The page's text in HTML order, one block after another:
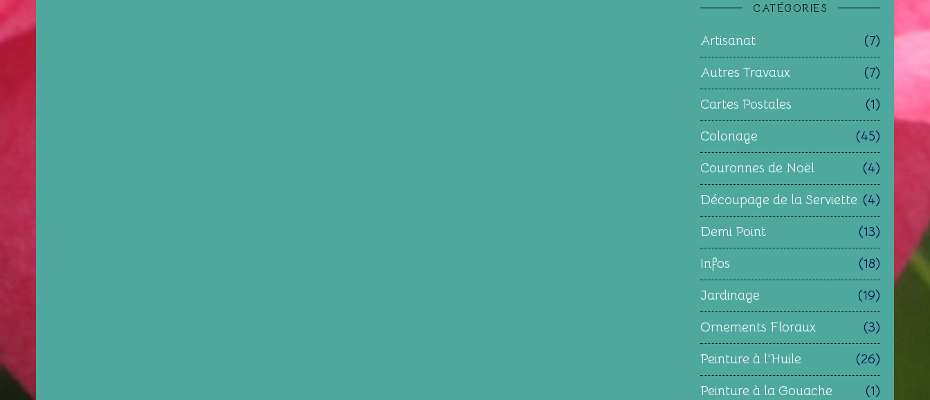
CATÉGORIES
Artisanat
(7)
Autres Travaux
(7)
Cartes Postales
(1)
Coloriage
(45)
Couronnes de Noël
(4)
Découpage de la Serviette (4)
Demi Point
(13)
Infos
(18)
Jardinage
(19)
Ornements Floraux
(3)
Peinture à l'Huile
(26)
Peinture à la Gouache
(1)